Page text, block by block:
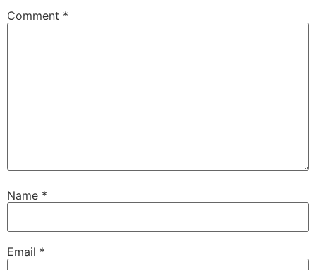
Comment *
Name *
Email *